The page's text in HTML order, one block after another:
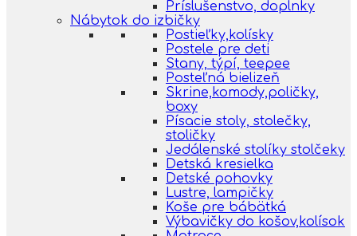
Príslušenstvo, doplnky
Nábytok do izbičky
Postieľky,kolísky
Postele pre deti
Stany, týpí, teepee
Posteľná bielizeň
Skrine,komody,poličky,
boxy
Písacie stoly, stolečky,
stoličky
Jedálenské stolíky stolčeky
Detská kresielka
Detské pohovky
Lustre, lampičky
Koše pre bábätká
Výbavičky do košov,kolísok